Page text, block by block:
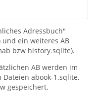
Adressbuch"
ein weiteres AB
bzw history.sqlite).
AB werden im
abook-1.sqlite,
gespeichert.